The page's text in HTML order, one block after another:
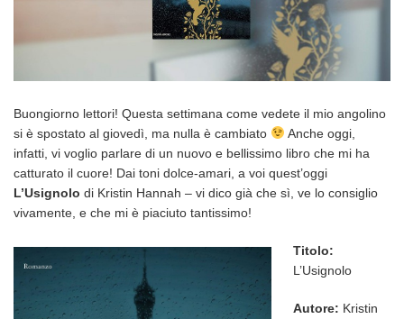
Buongiorno lettori! Questa settimana come vedete il mio angolino
si è spostato al giovedì, ma nulla è cambiato
Anche oggi,
infatti, vi voglio parlare di un nuovo e bellissimo libro che mi ha
catturato il cuore! Dai toni dolce-amari, a voi quest’oggi
L’Usignolo di Kristin Hannah – vi dico già che sì, ve lo consiglio
vivamente, e che mi è piaciuto tantissimo!
Titolo:
L’Usignolo
Autore: Kristin